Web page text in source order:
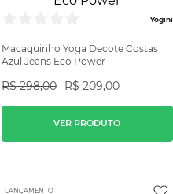
Yogini
Macaquinho Yoga Decote Costas
Azul Jeans Eco Power
R$ 298,00 R$ 209,00
VER PRODUTO
LANÇAMENTO